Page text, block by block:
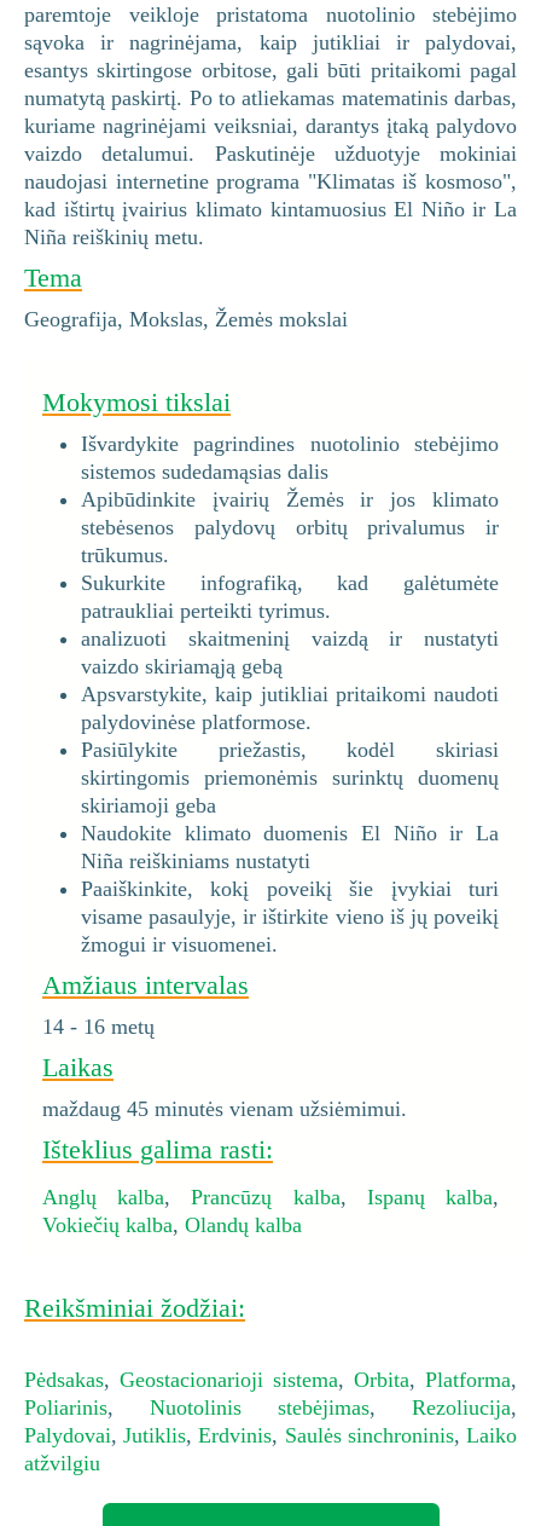
paremtoje veikloje pristatoma nuotolinio stebėjimo
sąvoka ir nagrinėjama, kaip jutikliai ir palydovai,
esantys skirtingose orbitose, gali būti pritaikomi pagal
numatytą paskirtį. Po to atliekamas matematinis darbas,
kuriame nagrinėjami veiksniai, darantys įtaką palydovo
vaizdo detalumui. Paskutinėje užduotyje mokiniai
naudojasi internetine programa "Klimatas iš kosmoso",
kad ištirtų įvairius klimato kintamuosius El Niño ir La
Niña reiškinių metu.
Tema
Geografija, Mokslas, Žemės mokslai
Mokymosi tikslai
Išvardykite pagrindines nuotolinio stebėjimo
sistemos sudedamąsias dalis
Apibūdinkite įvairių Žemės ir jos klimato
stebėsenos palydovų orbitų privalumus ir
trūkumus.
Sukurkite infografiką, kad galėtumėte
patraukliai perteikti tyrimus.
analizuoti skaitmeninį vaizdą ir nustatyti
vaizdo skiriamąją gebą
Apsvarstykite, kaip jutikliai pritaikomi naudoti
palydovinėse platformose.
Pasiūlykite priežastis, kodėl skiriasi
skirtingomis priemonėmis surinktų duomenų
skiriamoji geba
Naudokite klimato duomenis El Niño ir La
Niña reiškiniams nustatyti
Paaiškinkite, kokį poveikį šie įvykiai turi
visame pasaulyje, ir ištirkite vieno iš jų poveikį
žmogui ir visuomenei.
Amžiaus intervalas
14 - 16 metų
Laikas
maždaug 45 minutės vienam užsiėmimui.
Išteklius galima rasti:
Anglų kalba,Prancūzų kalba, Ispanų kalba,
Vokiečių kalba, Olandų kalba
Reikšminiai žodžiai:
Pėdsakas, Geostacionarioji sistema, Orbita, Platforma,
Poliarinis, Nuotolinis stebėjimas, Rezoliucija,
Palydovai,Jutiklis,Erdvinis, Saulės sinchroninis,Laiko
atžvilgiu